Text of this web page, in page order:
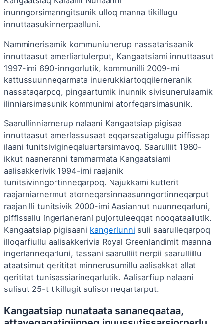
inunngorsimanngitsunik ulloq manna tikillugu
innuttaasukinnerpaalluni.
Namminerisamik kommuniunerup nassatarisaanik
innuttaasut amerliartulerput, Kangaatsiami innuttaasut
1997-imi 690-inngorlutik, kommunilli 2009-mi
kattussuunneqarmata inuerukkiartoqqilerneranik
nassataqarpoq, pingaartumik inunnik sivisunerulaamik
ilinniarsimasunik kommunimi atorfeqarsimasunik.
Saarullinniarnerup nalaani Kangaatsiap pigisaa
innuttaasut amerlassusaat eqqarsaatigalugu piffissap
ilaani tunitsivigineqaluartarsimavoq. Saarulliit 1980-
ikkut naaneranni tammarmata Kangaatsiami
aalisakkerivik 1994-imi raajanik
tunitsivinngortinneqarpoq. Najukkami kutterit
raajarniarnermut atorneqarsinnaasunngortinneqarput
raajanilli tunitsivik 2000-imi Aasiannut nuunneqarluni,
piffissallu ingerlanerani pujortuleeqqat nooqataallutik.
Kangaatsiap pigisaani kangerlunni suli saarulleqarpoq
illoqarfiullu aalisakkerivia Royal Greenlandimit maanna
ingerlanneqarluni, tassani saarulliit nerpii saarulliillu
ataatsimut qerititat minnerusumillu aalisakkat allat
qerititat tunisassiarineqarlutik. Aalisarfiup nalaani
sulisut 25-t tikillugit sulisorineqartarput.
Kangaatsiap nunataata sananeqaataa,